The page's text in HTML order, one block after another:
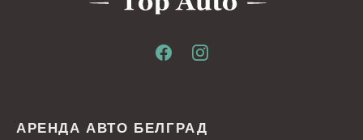
АРЕНДА АВТО БЕЛГРАД